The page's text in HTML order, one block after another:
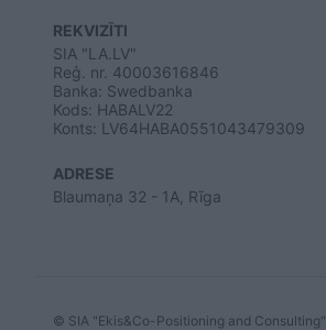
REKVIZĪTI
SIA "LA.LV"
Reģ. nr. 40003616846
Banka: Swedbanka
Kods: HABALV22
Konts: LV64HABA0551043479309
ADRESE
Blaumaņa 32 - 1A, Rīga
© SIA "Ekis&Co-Positioning and Consulting"